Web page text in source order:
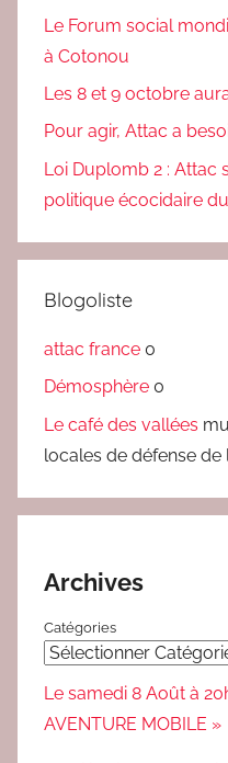
Le Forum social
à Cotonou
Les 8 et 9 octobre
Pour agir, Attac a
Loi Duplomb 2 : Attac
politique écocidaire
Blogoliste
attac france 0
Démosphère 0
Le café des vallées
locales de défense de
Archives
Catégories
Le samedi 8 Août à
AVENTURE MOBILE »